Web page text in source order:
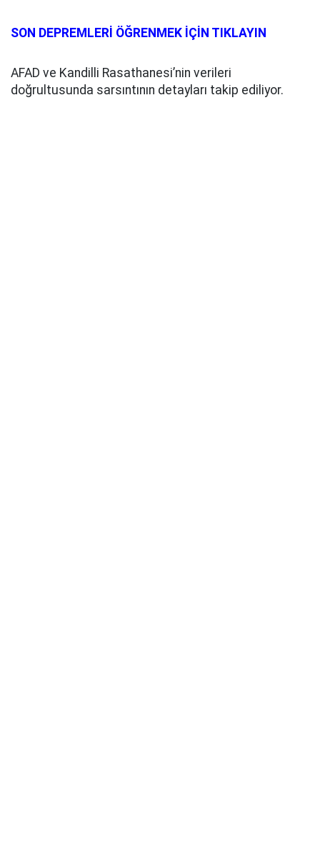
SON DEPREMLERİ ÖĞRENMEK İÇİN TIKLAYIN
AFAD ve Kandilli Rasathanesi’nin verileri
doğrultusunda sarsıntının detayları takip ediliyor.